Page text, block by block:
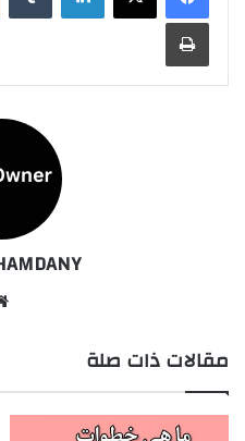
طباعة
مقالات ذات صلة